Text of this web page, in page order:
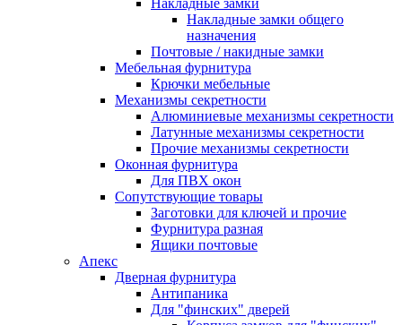
Накладные замки
Накладные замки общего
назначения
Почтовые / накидные замки
Мебельная фурнитура
Крючки мебельные
Механизмы секретности
Алюминиевые механизмы секретности
Латунные механизмы секретности
Прочие механизмы секретности
Оконная фурнитура
Для ПВХ окон
Сопутствующие товары
Заготовки для ключей и прочие
Фурнитура разная
Ящики почтовые
Апекс
Дверная фурнитура
Антипаника
Для "финских" дверей